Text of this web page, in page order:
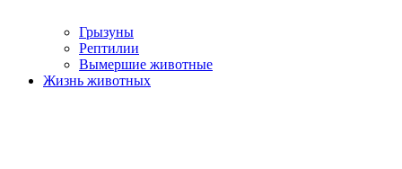
Грызуны
Рептилии
Вымершие животные
Жизнь животных